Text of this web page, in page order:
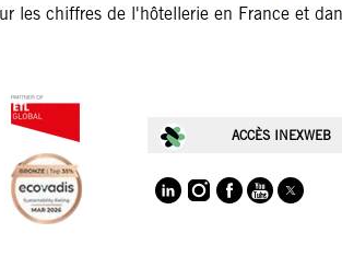
les chiffres de l'hôtellerie en France et
ACCÈS INEXWEB